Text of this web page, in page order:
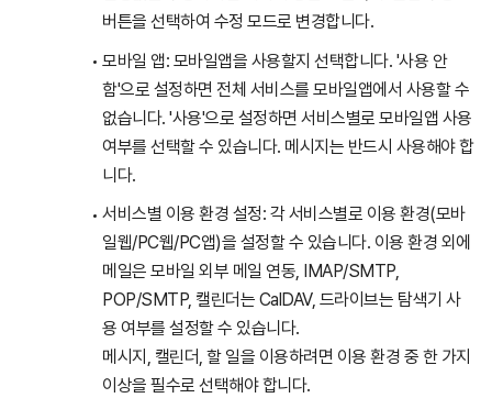
버튼을 선택하여 수정 모드로 변경합니다.
모바일 앱: 모바일앱을 사용할지 선택합니다. '사용 안
함'으로 설정하면 전체 서비스를 모바일앱에서 사용할 수
없습니다. '사용'으로 설정하면 서비스별로 모바일앱 사용
여부를 선택할 수 있습니다. 메시지는 반드시 사용해야 합
니다.
서비스별 이용 환경 설정: 각 서비스별로 이용 환경(모바
일웹/PC웹/PC앱)을 설정할 수 있습니다. 이용 환경 외에
메일은 모바일 외부 메일 연동, IMAP/SMTP,
POP/SMTP, 캘린더는 CalDAV, 드라이브는 탐색기 사
용 여부를 설정할 수 있습니다.
메시지, 캘린더, 할 일을 이용하려면 이용 환경 중 한 가지
이상을 필수로 선택해야 합니다.